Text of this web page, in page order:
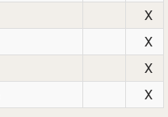
X
X
X
X